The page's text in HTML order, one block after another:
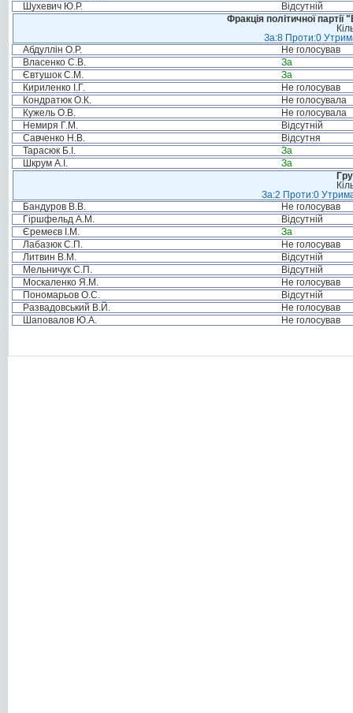
Шухевич Ю.Р.
Відсутній
Фракція політичної
За:8 Проти:0
Абдуллін О.Р.
Не голосував
Власенко С.В.
За
Євтушок С.М.
За
Кириленко І.Г.
Не голосував
Кондратюк О.К.
Не голосувала
Кужель О.В.
Не голосувала
Немиря Г.М.
Відсутній
Савченко Н.В.
Відсутня
Тарасюк Б.І.
За
Шкрум А.І.
За
За:2 Проти:0
Бандуров В.В.
Не голосував
Гіршфельд А.М.
Відсутній
Єремеєв І.М.
За
Лабазюк С.П.
Не голосував
Литвин В.М.
Відсутній
Мельничук С.П.
Відсутній
Москаленко Я.М.
Не голосував
Пономарьов О.С.
Відсутній
Развадовський В.Й.
Не голосував
Шаповалов Ю.А.
Не голосував